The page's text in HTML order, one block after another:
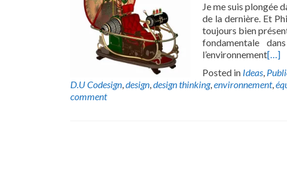
Je me suis plongée
de la dernière. Et
toujours bien
fondamentale
l’environnement[…]
Posted in Ideas,
D.U Codesign,design,design thinking,environnement,
comment